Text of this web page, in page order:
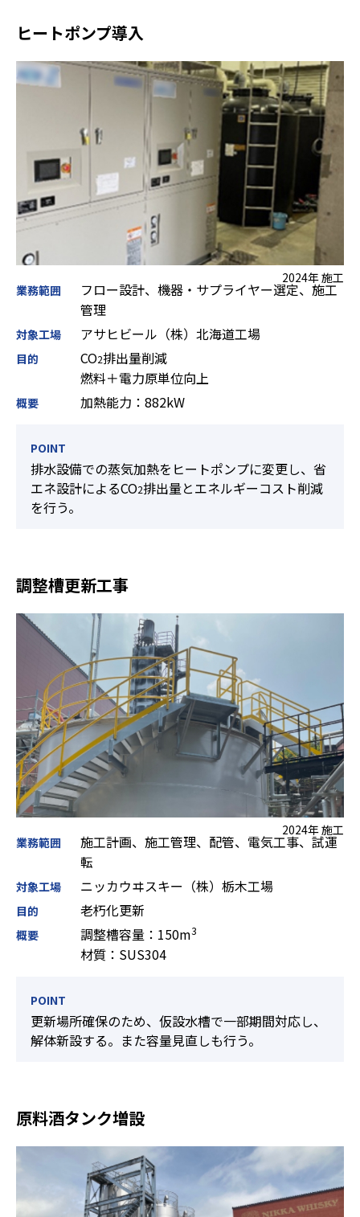
ヒートポンプ導入
2024年 施工
業務範囲
フロー設計、機器・サプライヤー選定、施工
管理
対象工場 アサヒビール（株）北海道工場
目的 CO2排出量削減
燃料＋電力原単位向上
概要 加熱能力：882kW
POINT
排水設備での蒸気加熱をヒートポンプに変更し、省
エネ設計によるCO2排出量とエネルギーコスト削減
を行う。
調整槽更新工事
2024年 施工
業務範囲
施工計画、施工管理、配管、電気工事、試運
転
対象工場 ニッカウヰスキー（株）栃木工場
目的 老朽化更新
概要 調整槽容量：150m3
材質：SUS304
POINT
更新場所確保のため、仮設水槽で一部期間対応し、
解体新設する。また容量見直しも行う。
原料酒タンク増設